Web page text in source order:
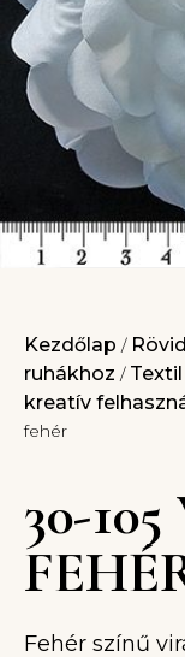
Kezdőlap /
ruhákhoz /
kreatív
fehér
30-
Fehér színű